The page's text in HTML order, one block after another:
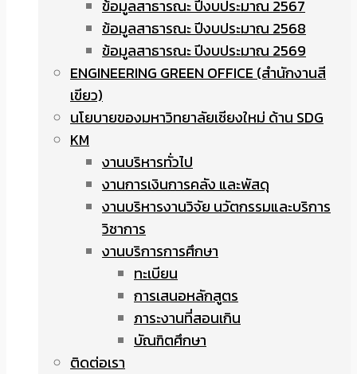
ข้อมูลสาธารณะ ปีงบประมาณ 2567
ข้อมูลสาธารณะ ปีงบประมาณ 2568
ข้อมูลสาธารณะ ปีงบประมาณ 2569
ENGINEERING GREEN OFFICE (สำนักงานสี
เขียว)
นโยบายของมหาวิทยาลัยเชียงใหม่ ด้าน SDG
KM
งานบริหารทั่วไป
งานการเงินการคลัง และพัสดุ
งานบริหารงานวิจัย นวัตกรรมและบริการ
วิชาการ
งานบริการการศึกษา
ทะเบียน
การเสนอหลักสูตร
ภาระงานที่สอนเกิน
บัณฑิตศึกษา
ติดต่อเรา